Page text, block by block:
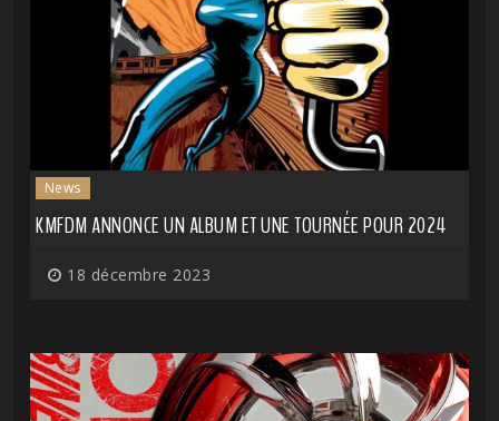
News
KMFDM ANNONCE UN ALBUM ET UNE TOURNÉE POUR 2024
18 décembre 2023